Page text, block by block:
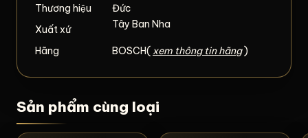
Thương hiệu
Đức
Xuất xứ
Tây Ban Nha
Hãng BOSCH(xem thông tin hãng)
Sản phẩm cùng loại